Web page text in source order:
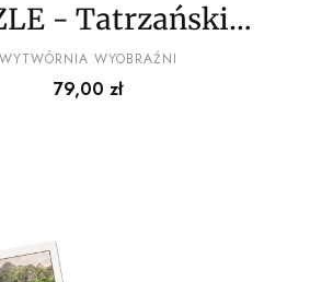
- Tatrzańskie
widoki wz2 - z
pudełkiem
PRODUCENT
WYTWÓRNIA WYOBRAŹNI
Cena
79,00 zł